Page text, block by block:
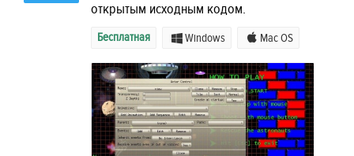
открытым исходным кодом.
Бесплатная Windows Mac OS